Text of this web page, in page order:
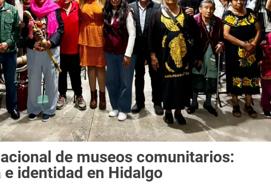
de museos comunitarios:
identidad en Hidalgo